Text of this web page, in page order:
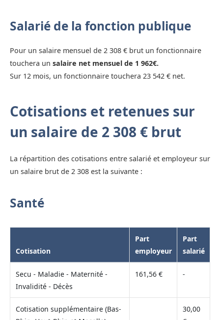
Salarié de la fonction publique
Pour un salaire mensuel de 2 308 € brut un fonctionnaire
touchera un salaire net mensuel de 1 962€.
Sur 12 mois, un fonctionnaire touchera 23 542 € net.
Cotisations et retenues sur
un salaire de 2 308 € brut
La répartition des cotisations entre salarié et employeur sur
un salaire brut de 2 308 est la suivante :
Santé
Cotisation
Part
employeur
Part
salarié
Secu - Maladie - Maternité -
Invalidité - Décès
161,56 € -
Cotisation supplémentaire (Bas-
30,00